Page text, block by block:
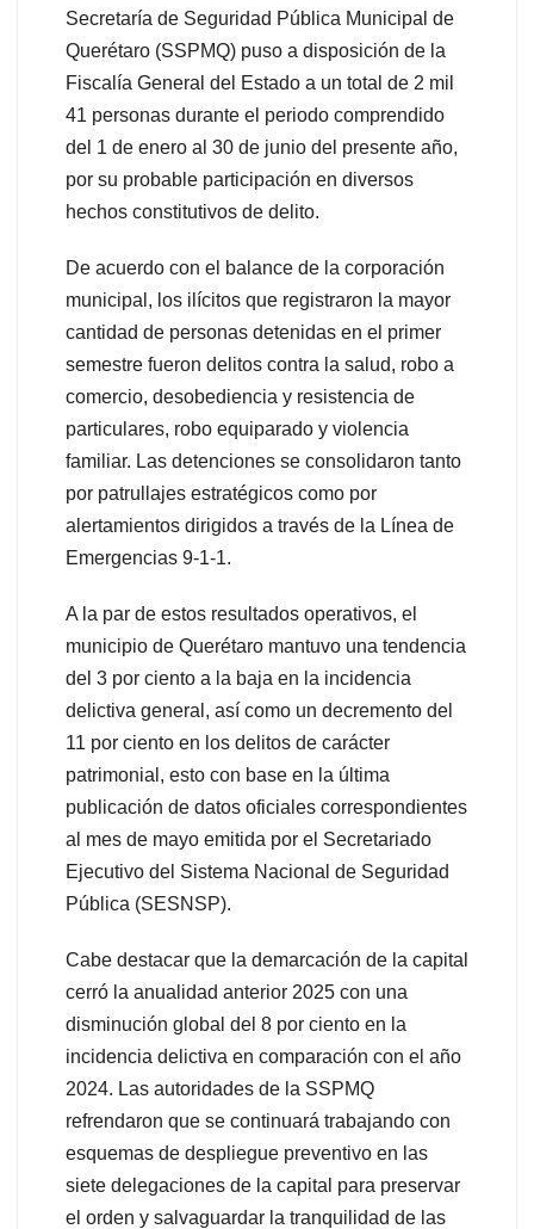
Secretaría de Seguridad Pública Municipal de
Querétaro (SSPMQ) puso a disposición de la
Fiscalía General del Estado a un total de 2 mil
41 personas durante el periodo comprendido
del 1 de enero al 30 de junio del presente año,
por su probable participación en diversos
hechos constitutivos de delito.
De acuerdo con el balance de la corporación
municipal, los ilícitos que registraron la mayor
cantidad de personas detenidas en el primer
semestre fueron delitos contra la salud, robo a
comercio, desobediencia y resistencia de
particulares, robo equiparado y violencia
familiar. Las detenciones se consolidaron tanto
por patrullajes estratégicos como por
alertamientos dirigidos a través de la Línea de
Emergencias 9-1-1.
A la par de estos resultados operativos, el
municipio de Querétaro mantuvo una tendencia
del 3 por ciento a la baja en la incidencia
delictiva general, así como un decremento del
11 por ciento en los delitos de carácter
patrimonial, esto con base en la última
publicación de datos oficiales correspondientes
al mes de mayo emitida por el Secretariado
Ejecutivo del Sistema Nacional de Seguridad
Pública (SESNSP).
Cabe destacar que la demarcación de la capital
cerró la anualidad anterior 2025 con una
disminución global del 8 por ciento en la
incidencia delictiva en comparación con el año
2024. Las autoridades de la SSPMQ
refrendaron que se continuará trabajando con
esquemas de despliegue preventivo en las
siete delegaciones de la capital para preservar
el orden y salvaguardar la tranquilidad de las